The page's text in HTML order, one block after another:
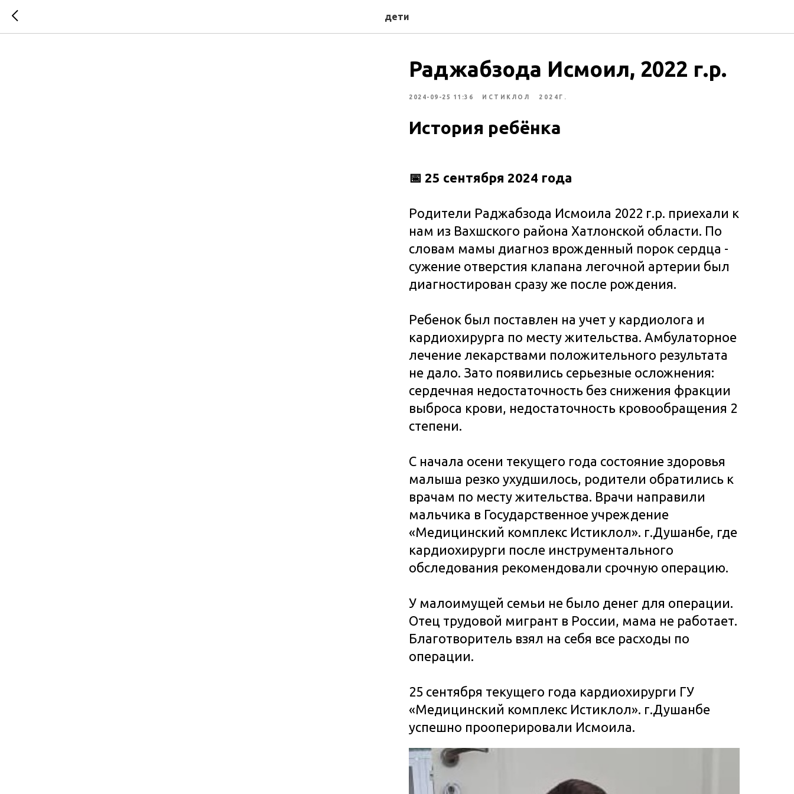
дети
Раджабзода Исмоил, 2022 г.р.
2024-09-25 11:36 ИСТИКЛОЛ 2024Г.
История ребёнка
📅 25 сентября 2024 года
Родители Раджабзода Исмоила 2022 г.р. приехали к
нам из Вахшского района Хатлонской области. По
словам мамы диагноз врожденный порок сердца -
сужение отверстия клапана легочной артерии был
диагностирован сразу же после рождения.
Ребенок был поставлен на учет у кардиолога и
кардиохирурга по месту жительства. Амбулаторное
лечение лекарствами положительного результата
не дало. Зато появились серьезные осложнения:
сердечная недостаточность без снижения фракции
выброса крови, недостаточность кровообращения 2
степени.
С начала осени текущего года состояние здоровья
малыша резко ухудшилось, родители обратились к
врачам по месту жительства. Врачи направили
мальчика в Государственное учреждение
«Медицинский комплекс Истиклол». г.Душанбе, где
кардиохирурги после инструментального
обследования рекомендовали срочную операцию.
У малоимущей семьи не было денег для операции.
Отец трудовой мигрант в России, мама не работает.
Благотворитель взял на себя все расходы по
операции.
25 сентября текущего года кардиохирурги ГУ
«Медицинский комплекс Истиклол». г.Душанбе
успешно прооперировали Исмоила.